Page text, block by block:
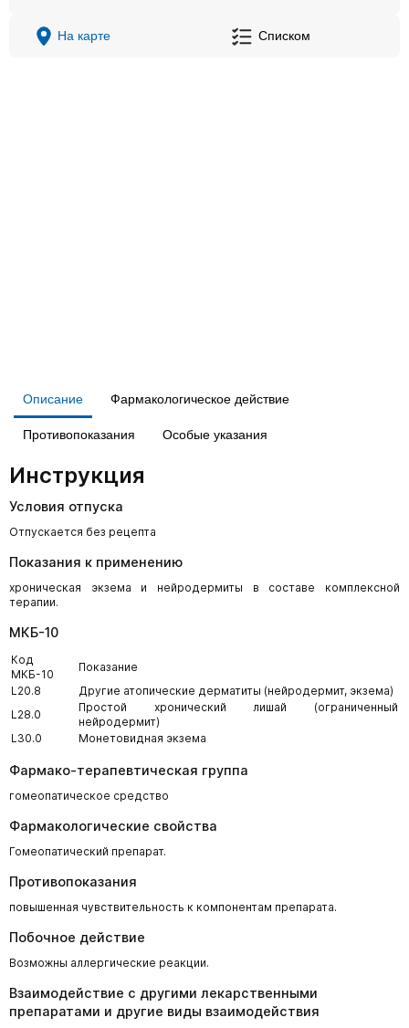
На карте Списком
Описание Фармакологическое действие
Противопоказания Особые указания
Инструкция
Условия отпуска
Отпускается без рецепта
Показания к применению
хроническая экзема и нейродермиты в составе комплексной
терапии.
МКБ-10
Код
МКБ-10
Показание
L20.8
Другие атопические дерматиты (нейродермит, экзема)
L28.0
Простой хронический лишай (ограниченный
нейродермит)
L30.0
Монетовидная экзема
Фармако-терапевтическая группа
гомеопатическое средство
Фармакологические свойства
Гомеопатический препарат.
Противопоказания
повышенная чувствительность к компонентам препарата.
Побочное действие
Возможны аллергические реакции.
Взаимодействие с другими лекарственными
препаратами и другие виды взаимодействия